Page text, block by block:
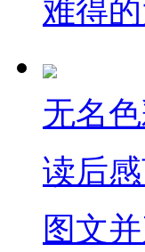
难得的
无名
读后
图文